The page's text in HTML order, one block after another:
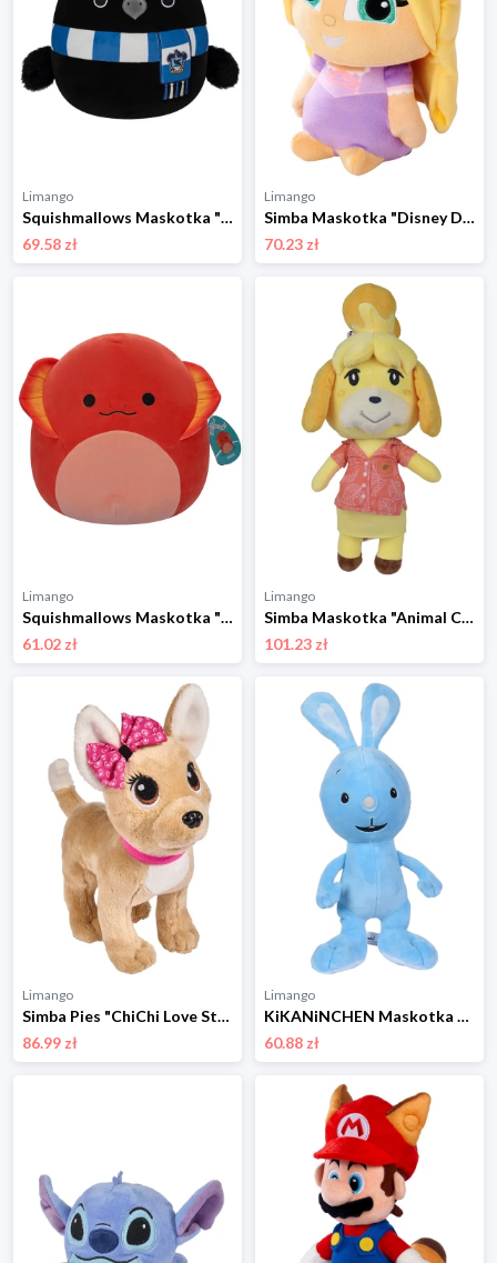
Limango
Squishmallows Maskotka "Ravenclaw Raven" w kolorze czarnym - 3+ rozmiar: onesize
69.58 zł
Limango
Simba Maskotka "Disney Doorables Rapunzel" w różnych kolorach - 0+ rozmiar: onesize
70.23 zł
Limango
Squishmallows Maskotka "Maxie" - wys. 31 cm - 0+ rozmiar: onesize
61.02 zł
Limango
Simba Maskotka "Animal Crossing Melinda" - 0+ rozmiar: onesize
101.23 zł
Limango
Simba Pies "ChiChi Love Street" - 3+ rozmiar: onesize
86.99 zł
Limango
KiKANiNCHEN Maskotka - 0+ rozmiar: onesize
60.88 zł